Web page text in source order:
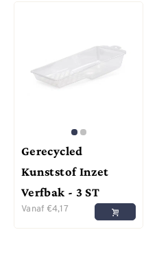
Gerecycled
Kunststof Inzet
Verfbak - 3 ST
Vanaf €4,17